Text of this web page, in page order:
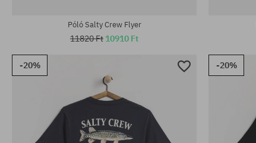
Póló Salty Crew Flyer
11820 Ft 10910 Ft
-20% -20%